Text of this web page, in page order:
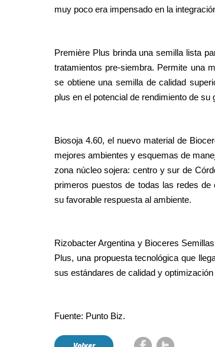
muy poco era impensado en la
Première Plus brinda una semilla lista
tratamientos pre-siembra. Permite una
se obtiene una semilla de calidad
plus en el potencial de rendimiento de su
Biosoja 4.60, el nuevo material de
mejores ambientes y esquemas de
zona núcleo sojera: centro y sur de
primeros puestos de todas las redes
su favorable respuesta al ambiente.
Rizobacter Argentina y Bioceres
Plus, una propuesta tecnológica que
sus estándares de calidad y
Fuente: Punto Biz.